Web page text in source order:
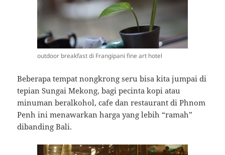
outdoor breakfast di Frangipani fine art hotel
Beberapa tempat nongkrong seru bisa kita jumpai di
tepian Sungai Mekong, bagi pecinta kopi atau
minuman beralkohol, cafe dan restaurant di Phnom
Penh ini menawarkan harga yang lebih “ramah”
dibanding Bali.